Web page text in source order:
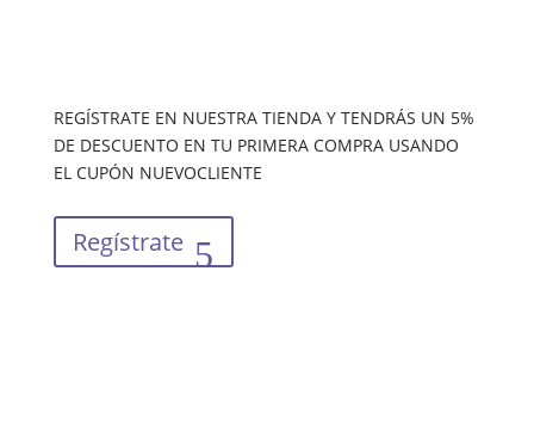
REGÍSTRATE EN NUESTRA TIENDA Y TENDRÁS UN 5%
DE DESCUENTO EN TU PRIMERA COMPRA USANDO
EL CUPÓN NUEVOCLIENTE
Regístrate